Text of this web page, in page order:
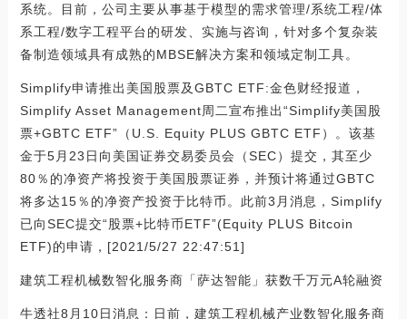
系统。目前，公司主要从事基于模型的需求管理/系统工程/体
系工程/数字工程平台的研发、实施与咨询，针对多个复杂装
备制造领域具有成熟的MBSE解决方案和领域定制工具。
Simplify申请推出美国股票及GBTC ETF:金色财经报道，
Simplify Asset Management周二宣布推出“Simplify美国股
票+GBTC ETF”（U.S. Equity PLUS GBTC ETF）。该基
金于5月23日向美国证券交易委员会（SEC）提交，其至少
80％的净资产将投资于美国股票证券，并预计将通过GBTC
将多达15％的净资产投资于比特币。此前3月消息，Simplify
已向SEC提交“股票+比特币ETF”(Equity PLUS Bitcoin
ETF)的申请，[2021/5/27 22:47:51]
建筑工程机械数智化服务商「萨达智能」获数千万元A轮融资
牛透社8月10日消息：日前，建筑工程机械产业数智化服务商